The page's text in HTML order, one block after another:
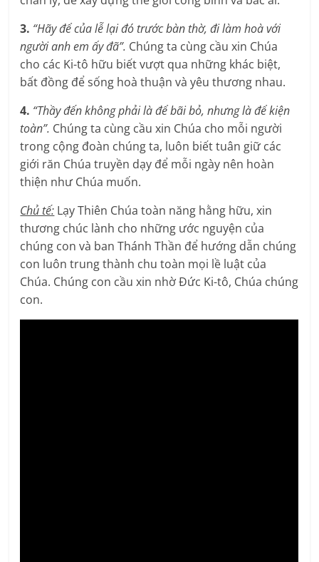
3. “Hãy để của lễ lại đó trước bàn thờ, đi làm hoà với
người anh em ấy đã”. Chúng ta cùng cầu xin Chúa
cho các Ki-tô hữu biết vượt qua những khác biệt,
bất đồng để sống hoà thuận và yêu thương nhau.
4. “Thầy đến không phải là để bãi bỏ, nhưng là để kiện
toàn”. Chúng ta cùng cầu xin Chúa cho mỗi người
trong cộng đoàn chúng ta, luôn biết tuân giữ các
giới răn Chúa truyền dạy để mỗi ngày nên hoàn
thiện như Chúa muốn.
Chủ tế: Lạy Thiên Chúa toàn năng hằng hữu, xin
thương chúc lành cho những ước nguyện của
chúng con và ban Thánh Thần để hướng dẫn chúng
con luôn trung thành chu toàn mọi lề luật của
Chúa. Chúng con cầu xin nhờ Đức Ki-tô, Chúa chúng
con.